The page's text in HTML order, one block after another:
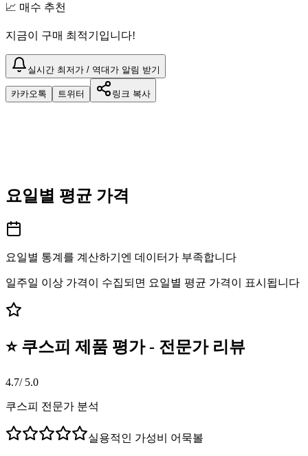
📈 매수 추천
지금이 구매 최적기입니다!
실시간 최저가 / 역대가 알림 받기
카카오톡 트위터 링크 복사
요일별 평균 가격
요일별 통계를 계산하기엔 데이터가 부족합니다
일주일 이상 가격이 수집되면 요일별 평균 가격이 표시됩니다
⭐ 쿠스피 제품 평가 - 전문가 리뷰
4.7/ 5.0
쿠스피 전문가 분석
실용적인 가성비 어묵볼